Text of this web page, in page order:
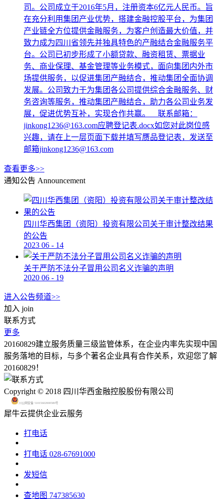
司。公司成立于2016年5月，注册资本6亿元人民币。旨
在充分利用集团产业优势，搭建金融控股平台，为集团
产业链全方位提供金融服务，为客户创造最大价值，并
致力成为四川省领先并独具特色的产融结合金融服务平
台。公司已初步形成了小额贷款、融资租赁、票据业
务、商业保理、基金管理等业务模式，面向集团内外市
场提供服务，以促进集团产融结合，推动集团全面协调
发展。公司致力于为集团各公司提供综合金融服务、财
务咨询等服务，推动集团产融结合，助力各公司业务发
展，促进优势互补，实现合作共赢。 联系邮箱：
jinkong1236@163.com应聘登记表.docx如您对此岗位感
兴趣，请在上一层页面下载并填写赝品登记表，发送至
邮箱jinkong1236@163.com
查看更多>>
通知公告 Announcement
四川华西集团（资阳）投资有限公司关于审计整改结果
的公告
2023 06 - 14
关于严防不法分子冒用公司名义诈骗的声明
2020 06 - 19
进入公告频道>>
加入 join
联系方式
更多
20160829建立服务质量三级监管体系，在企业内率先实现中国
服务落地的目标，与多个著名企业具有合作关系，欢迎您了解
20160829！
Copyright © 2018 四川华西金融控股股份有限公司
川公网安备 51015602000580号
犀牛云提供企业云服务
打电话
打电话 028-67691000
发短信
查地图 747385630